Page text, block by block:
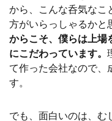
から、こんな呑気なこ
方がいらっしゃるかと
からこそ、僕らは上場
にこだわっています。
て作った会社なので、
す。
でも、面白いのは、む